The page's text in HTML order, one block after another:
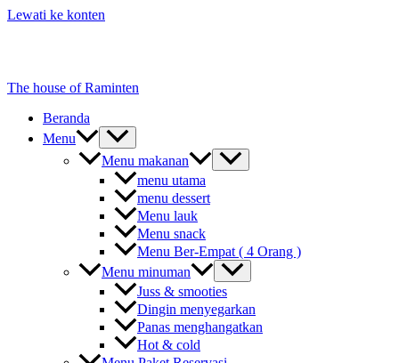
Lewati ke konten
The house of Raminten
Beranda
Menu
Menu makanan
menu utama
menu dessert
Menu lauk
Menu snack
Menu Ber-Empat ( 4 Orang )
Menu minuman
Juss & smooties
Dingin menyegarkan
Panas menghangatkan
Hot & cold